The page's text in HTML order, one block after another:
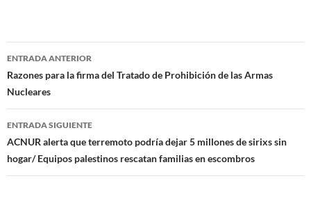
Navegación
de
entradas
ENTRADA ANTERIOR
Razones para la firma del Tratado de Prohibición de las Armas
Nucleares
ENTRADA SIGUIENTE
ACNUR alerta que terremoto podría dejar 5 millones de sirixs sin
hogar/ Equipos palestinos rescatan familias en escombros